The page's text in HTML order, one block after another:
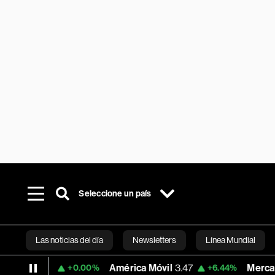
Seleccione un país
Las noticias del día Newsletters Línea Mundial
Bloomberg
América Móvil 3.47 +6.44% MercadoLibre